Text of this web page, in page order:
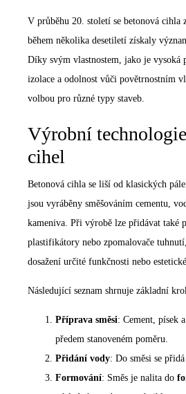
V průběhu 20. století se betonová cihla
během několika desetiletí získaly
Díky svým vlastnostem, jako je vysoká
izolace a odolnost vůči povětrnostním
volbou pro různé typy staveb.
Výrobní
cihel
Betonová cihla se liší od klasických
jsou vyráběny směšováním cementu,
kameniva. Při výrobě lze přidávat také
plastifikátory nebo zpomalovače
dosažení určité funkčnosti nebo
Následující seznam shrnuje základní
Příprava směsi: Cement, písek
předem stanoveném poměru.
Přidání vody: Do směsi se
Formování: Směs je nalita do